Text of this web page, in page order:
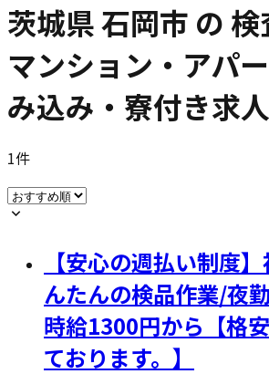
茨城県 石岡市 の
マンション・アパ
み込み・寮付き求人
1件
【安心の週払い制度
んたんの検品作業/夜
時給1300円から【格
ております。】